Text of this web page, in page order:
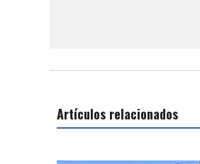
Artículos relacionados